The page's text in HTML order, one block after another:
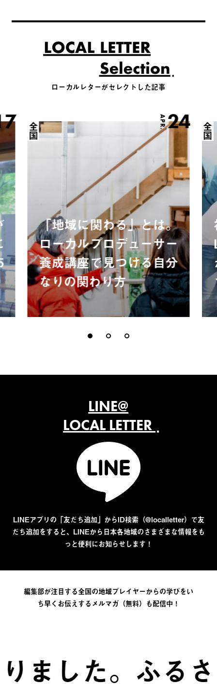
ローカルレターがセレクトした記事
APR.24
全国
「地域に関わる」とは。
ローカルプロデューサー
養成講座で見つける自分
なりの関わり方
全国
LINE@
LOCAL LETTER
LINEアプリの「友だち追加」からID検索（@localletter）で友
だち追加をすると、LINEから日本各地域のさまざまな情報をも
っと便利にお知らせします！
編集部が注目する全国の地域プレイヤーからの学びをい
ち早くお伝えするメルマガ（無料）も配信中！
。ふるさとは